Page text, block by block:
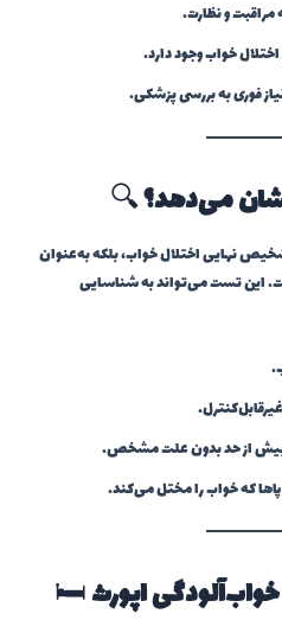
و نظارت.
خواب وجود دارد.
فوری به بررسی پزشکی.
می‌دهد؟🔍
نهایی اختلال خواب، بلکه به‌عنوان
این تست می‌تواند به شناسایی
از حد بدون علت مشخص.
که خواب را مختل می‌کند.
اپورث🛏️